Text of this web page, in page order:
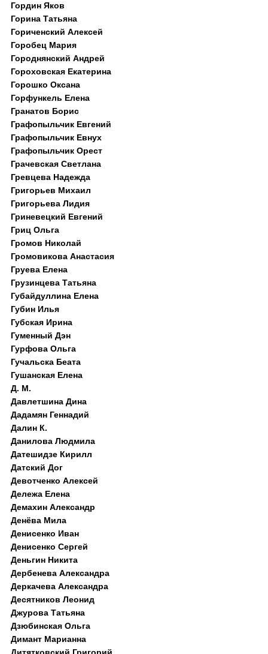
Гордин Яков
Горина Татьяна
Гориченский Алексей
Горобец Мария
Городнянский Андрей
Гороховская Екатерина
Горошко Оксана
Горфункель Елена
Гранатов Борис
Графопыльчик Евгений
Графопыльчик Евнух
Графопыльчик Орест
Грачевская Светлана
Гревцева Надежда
Григорьев Михаил
Григорьева Лидия
Гриневецкий Евгений
Гриц Ольга
Громов Николай
Громовикова Анастасия
Груева Елена
Грузинцева Татьяна
Губайдуллина Елена
Губин Илья
Губская Ирина
Гуменный Дэн
Гурфова Ольга
Гучальска Беата
Гушанская Елена
Д. M.
Давлетшина Дина
Дадамян Геннадий
Далин К.
Данилова Людмила
Датешидзе Кирилл
Датский Дог
Девотченко Алексей
Дележа Елена
Демахин Александр
Денёва Мила
Денисенко Иван
Денисенко Сергей
Деньгин Никита
Дербенева Александра
Деркачева Александра
Десятников Леонид
Джурова Татьяна
Дзюбинская Ольга
Димант Марианна